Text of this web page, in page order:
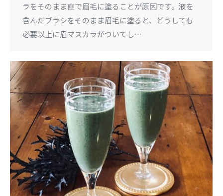
ラをそのまま直で眉毛に塗ることが原因です。液を
含んだブラシをそのまま眉毛に塗ると、どうしても
必要以上に眉マスカラがついてし…